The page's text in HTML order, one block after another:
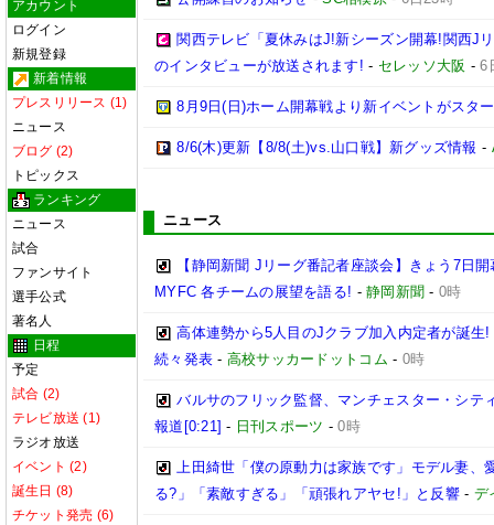
アカウント
ログイン
新規登録
新着情報
プレスリリース (1)
ニュース
ブログ (2)
トピックス
ランキング
ニュース
試合
ファンサイト
選手公式
著名人
日程
予定
試合 (2)
テレビ放送 (1)
ラジオ放送
イベント (2)
誕生日 (8)
チケット発売 (6)
関西テレビ「夏休みはJ!新シーズン開幕!関西J
のインタビューが放送されます! - セレッソ大阪 -6
8月9日(日)ホーム開幕戦より新イベントがスタ
8/6(木)更新【8/8(土)vs.山口戦】新グッズ情報 -
ニュース
【静岡新聞 Jリーグ番記者座談会】きょう7日
MYFC 各チームの展望を語る! -静岡新聞 - 0時
高体連勢から5人目のJクラブ加入内定者が誕
続々発表 - 高校サッカードットコム - 0時
バルサのフリック監督、マンチェスター・シテ
報道[0:21] - 日刊スポーツ -0時
上田綺世「僕の原動力は家族です」モデル妻
る?」「素敵すぎる」「頑張れアヤセ!」と反響- デ